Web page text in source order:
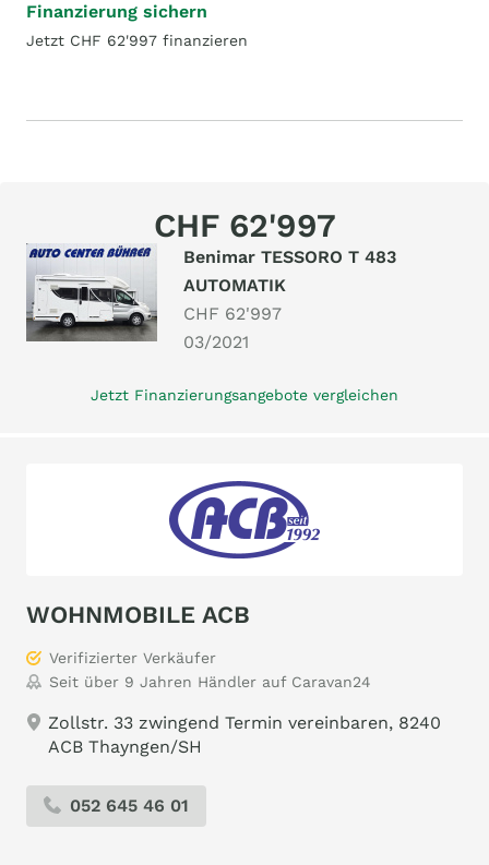
Finanzierung sichern
Jetzt CHF 62'997 finanzieren
CHF 62'997
Benimar TESSORO T 483
AUTOMATIK
CHF 62'997
03/2021
Jetzt Finanzierungsangebote vergleichen
WOHNMOBILE ACB
Verifizierter Verkäufer
Seit über 9 Jahren Händler auf Caravan24
Zollstr. 33 zwingend Termin vereinbaren, 8240
ACB Thayngen/SH
052 645 46 01